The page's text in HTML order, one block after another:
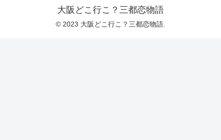
大阪どこ行こ？三都恋物語
© 2023 大阪どこ行こ？三都恋物語.